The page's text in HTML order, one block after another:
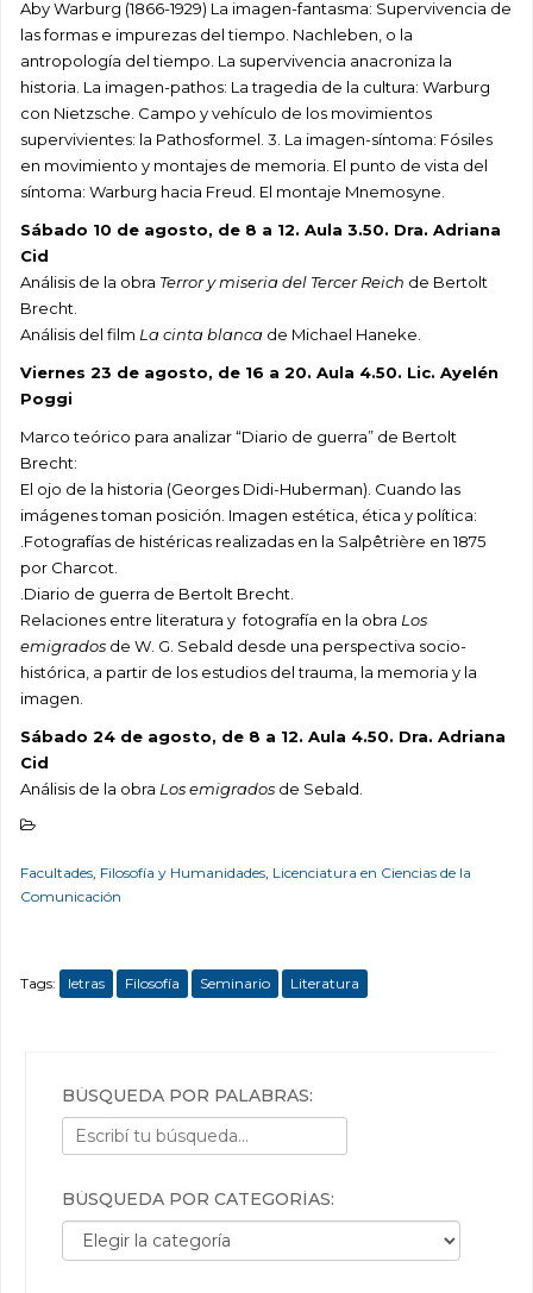
Aby Warburg (1866-1929) La imagen-fantasma: Supervivencia de
las formas e impurezas del tiempo. Nachleben, o la
antropología del tiempo. La supervivencia anacroniza la
historia. La imagen-pathos: La tragedia de la cultura: Warburg
con Nietzsche. Campo y vehículo de los movimientos
supervivientes: la Pathosformel. 3. La imagen-síntoma: Fósiles
en movimiento y montajes de memoria. El punto de vista del
síntoma: Warburg hacia Freud. El montaje Mnemosyne.
Sábado 10 de agosto, de 8 a 12. Aula 3.50. Dra. Adriana
Cid
Análisis de la obra Terror y miseria del Tercer Reich de Bertolt
Brecht.
Análisis del film La cinta blanca de Michael Haneke.
Viernes 23 de agosto, de 16 a 20. Aula 4.50. Lic. Ayelén
Poggi
Marco teórico para analizar “Diario de guerra” de Bertolt
Brecht:
El ojo de la historia (Georges Didi-Huberman). Cuando las
imágenes toman posición. Imagen estética, ética y política:
.Fotografías de histéricas realizadas en la Salpêtrière en 1875
por Charcot.
.Diario de guerra de Bertolt Brecht.
Relaciones entre literatura y fotografía en la obra Los
emigrados de W. G. Sebald desde una perspectiva socio-
histórica, a partir de los estudios del trauma, la memoria y la
imagen.
Sábado 24 de agosto, de 8 a 12. Aula 4.50. Dra. Adriana
Cid
Análisis de la obra Los emigrados de Sebald.
Facultades, Filosofía y Humanidades, Licenciatura en Ciencias de la
Comunicación
Tags: letras Filosofía Seminario Literatura
BÚSQUEDA POR PALABRAS:
BÚSQUEDA POR CATEGORÍAS:
Búsqueda por categorías: